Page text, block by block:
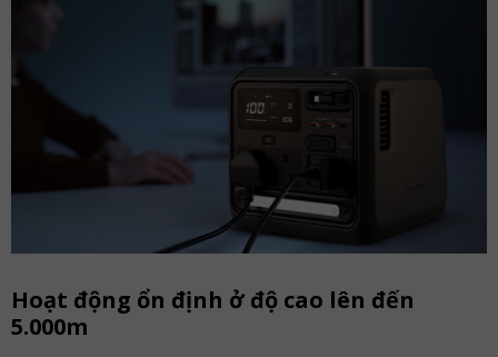
Hoạt động ổn định ở độ cao lên đến
5.000m